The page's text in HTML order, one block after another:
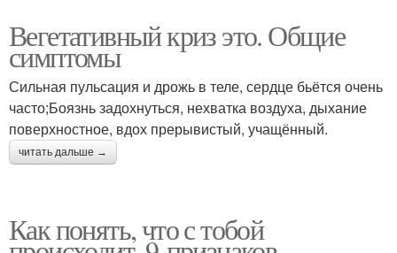
Вегетативный криз это. Общие
симптомы
Сильная пульсация и дрожь в теле, сердце бьётся очень
часто;Боязнь задохнуться, нехватка воздуха, дыхание
поверхностное, вдох прерывистый, учащённый.
читать дальше →
Как понять, что с тобой